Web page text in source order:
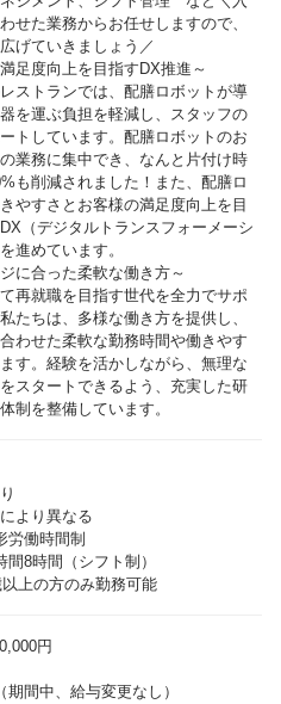
せた業務からお任せしますので、
げていきましょう／
足度向上を目指すDX推進～
ストランでは、配膳ロボットが導
を運ぶ負担を軽減し、スタッフの
トしています。配膳ロボットのお
業務に集中でき、なんと片付け時
も削減されました！また、配膳ロ
やすさとお客様の満足度向上を目
（デジタルトランスフォーメーシ
進めています。
に合った柔軟な働き方～
再就職を目指す世代を全力でサポ
たちは、多様な働き方を提供し、
わせた柔軟な勤務時間や働きやす
す。経験を活かしながら、無理な
スタートできるよう、充実した研
制を整備しています。
より異なる
労働時間制
8時間（シフト制）
上の方のみ勤務可能
円
間中、給与変更なし）